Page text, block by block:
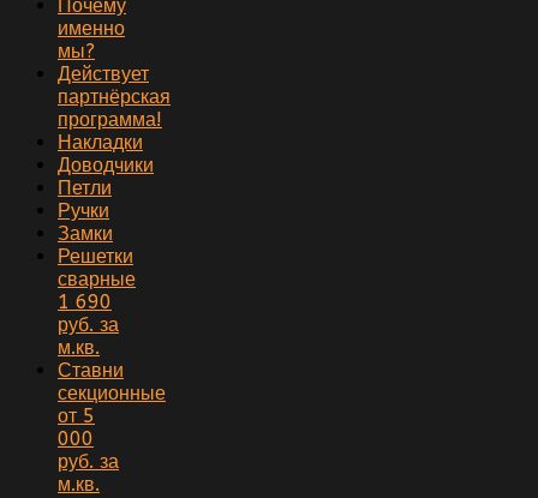
Почему
именно
мы?
Действует
партнёрская
программа!
Накладки
Доводчики
Петли
Ручки
Замки
Решетки
сварные
1 690
руб. за
м.кв.
Ставни
секционные
от 5
000
руб. за
м.кв.